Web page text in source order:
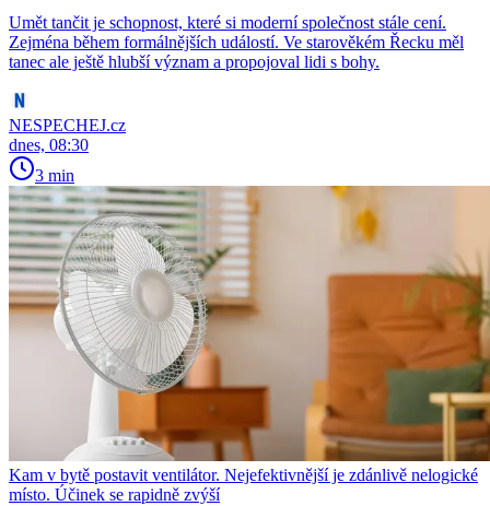
Umět tančit je schopnost, které si moderní společnost stále cení.
Zejména během formálnějších událostí. Ve starověkém Řecku měl
tanec ale ještě hlubší význam a propojoval lidi s bohy.
NESPECHEJ.cz
dnes, 08:30
3 min
Kam v bytě postavit ventilátor. Nejefektivnější je zdánlivě nelogické
místo. Účinek se rapidně zvýší